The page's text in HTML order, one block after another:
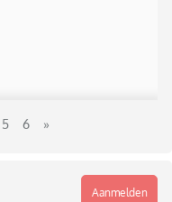
5 6 »
Aanmelden